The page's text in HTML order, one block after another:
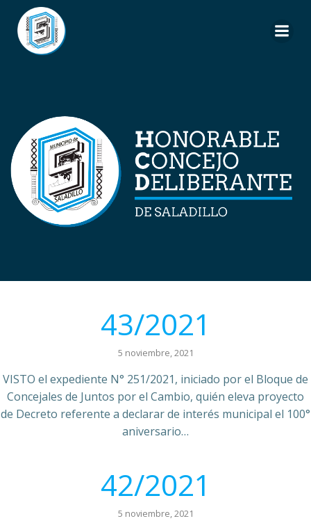
43/2021
5 noviembre, 2021
VISTO el expediente N° 251/2021, iniciado por el Bloque de
Concejales de Juntos por el Cambio, quién eleva proyecto
de Decreto referente a declarar de interés municipal el 100°
aniversario…
42/2021
5 noviembre, 2021